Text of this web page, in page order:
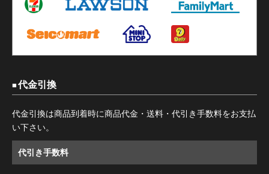
代金引換
代金引換は商品到着時に商品代金・送料・代引き手数料をお支払
い下さい。
代引き手数料